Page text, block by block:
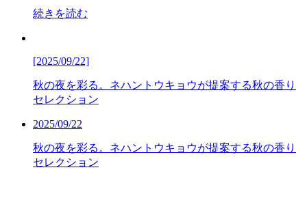
続きを読む
[2025/09/22]
秋の夜を彩る。ネハントウキョウが提案する秋の香り
セレクション
2025/09/22
秋の夜を彩る。ネハントウキョウが提案する秋の香り
セレクション